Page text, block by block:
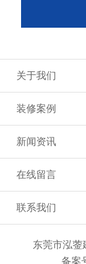
关于我们
装修案例
新闻资讯
在线留言
联系我们
东莞市泓
备案